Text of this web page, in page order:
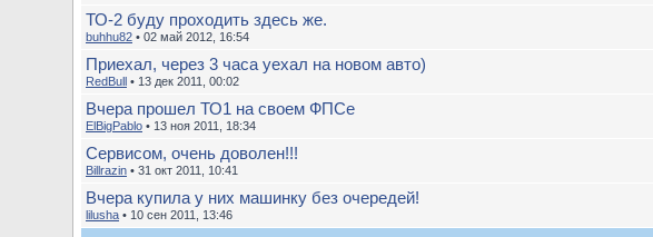
ТО-2 буду проходить здесь же.
buhhu82 • 02 май 2012, 16:54
Приехал, через 3 часа уехал на новом авто)
RedBull • 13 дек 2011, 00:02
Вчера прошел ТО1 на своем ФПСе
ElBigPablo • 13 ноя 2011, 18:34
Сервисом, очень доволен!!!
Billrazin • 31 окт 2011, 10:41
Вчера купила у них машинку без очередей!
lilusha • 10 сен 2011, 13:46